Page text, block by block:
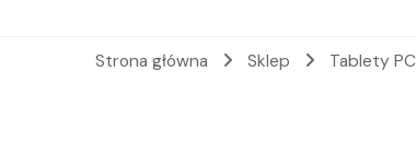
Strona główna Sklep Tablety PC